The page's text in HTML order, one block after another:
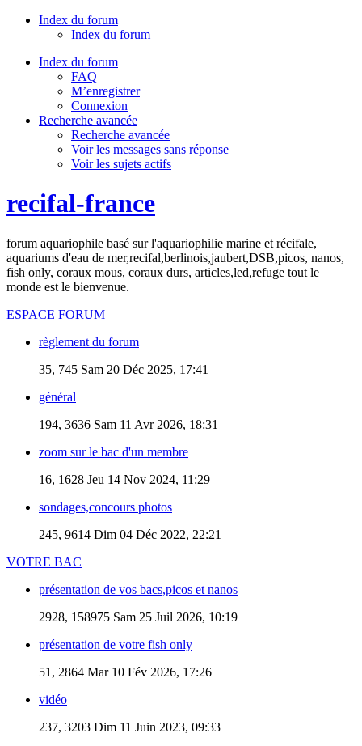
Index du forum
Index du forum
Index du forum
FAQ
M’enregistrer
Connexion
Recherche avancée
Recherche avancée
Voir les messages sans réponse
Voir les sujets actifs
recifal-france
forum aquariophile basé sur l'aquariophilie marine et récifale,
aquariums d'eau de mer,recifal,berlinois,jaubert,DSB,picos, nanos,
fish only, coraux mous, coraux durs, articles,led,refuge tout le
monde est le bienvenue.
ESPACE FORUM
règlement du forum
35, 745 Sam 20 Déc 2025, 17:41
général
194, 3636 Sam 11 Avr 2026, 18:31
zoom sur le bac d'un membre
16, 1628 Jeu 14 Nov 2024, 11:29
sondages,concours photos
245, 9614 Dim 04 Déc 2022, 22:21
VOTRE BAC
présentation de vos bacs,picos et nanos
2928, 158975 Sam 25 Juil 2026, 10:19
présentation de votre fish only
51, 2864 Mar 10 Fév 2026, 17:26
vidéo
237, 3203 Dim 11 Juin 2023, 09:33